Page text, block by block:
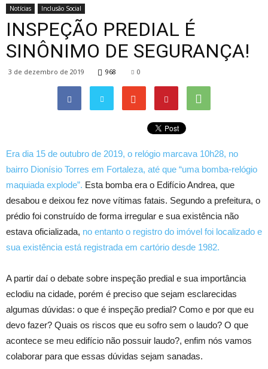
Notícias Inclusão Social
INSPEÇÃO PREDIAL É
SINÔNIMO DE SEGURANÇA!
3 de dezembro de 2019 968 0
Era dia 15 de outubro de 2019, o relógio marcava 10h28, no
bairro Dionísio Torres em Fortaleza, até que “uma bomba-relógio
maquiada explode”. Esta bomba era o Edifício Andrea, que
desabou e deixou fez nove vítimas fatais. Segundo a prefeitura, o
prédio foi construído de forma irregular e sua existência não
estava oficializada, no entanto o registro do imóvel foi localizado e
sua existência está registrada em cartório desde 1982.
A partir daí o debate sobre inspeção predial e sua importância
eclodiu na cidade, porém é preciso que sejam esclarecidas
algumas dúvidas: o que é inspeção predial? Como e por que eu
devo fazer? Quais os riscos que eu sofro sem o laudo? O que
acontece se meu edifício não possuir laudo?, enfim nós vamos
colaborar para que essas dúvidas sejam sanadas.